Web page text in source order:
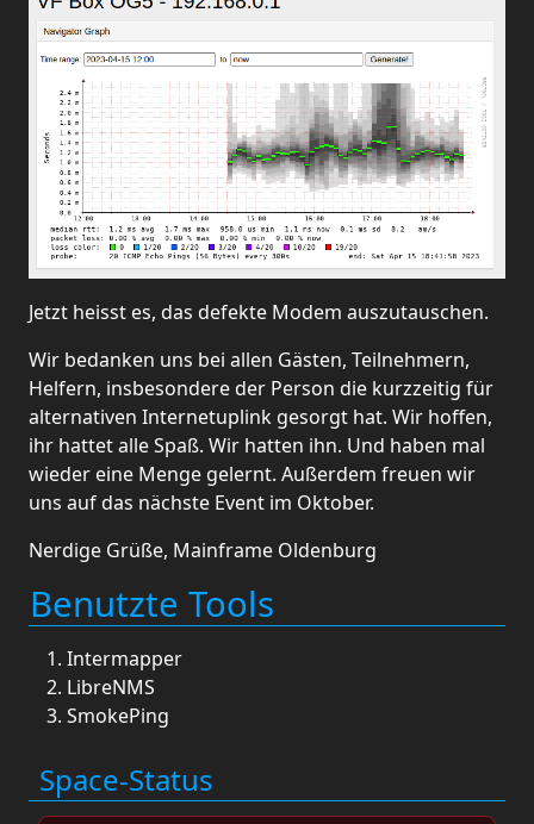
Jetzt heisst es, das defekte Modem auszutauschen.
Wir bedanken uns bei allen Gästen, Teilnehmern,
Helfern, insbesondere der Person die kurzzeitig für
alternativen Internetuplink gesorgt hat. Wir hoffen,
ihr hattet alle Spaß. Wir hatten ihn. Und haben mal
wieder eine Menge gelernt. Außerdem freuen wir
uns auf das nächste Event im Oktober.
Nerdige Grüße, Mainframe Oldenburg
Benutzte Tools
Intermapper
LibreNMS
SmokePing
Space-Status